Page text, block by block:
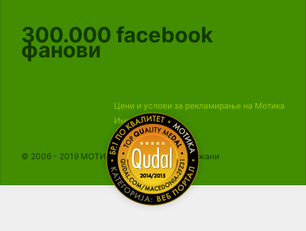
300.000 facebook
фанови
Цени и услови за рекламирање на Мотика
Импресум
© 2006 - 2019 МОТИКА, Сите права се задржани